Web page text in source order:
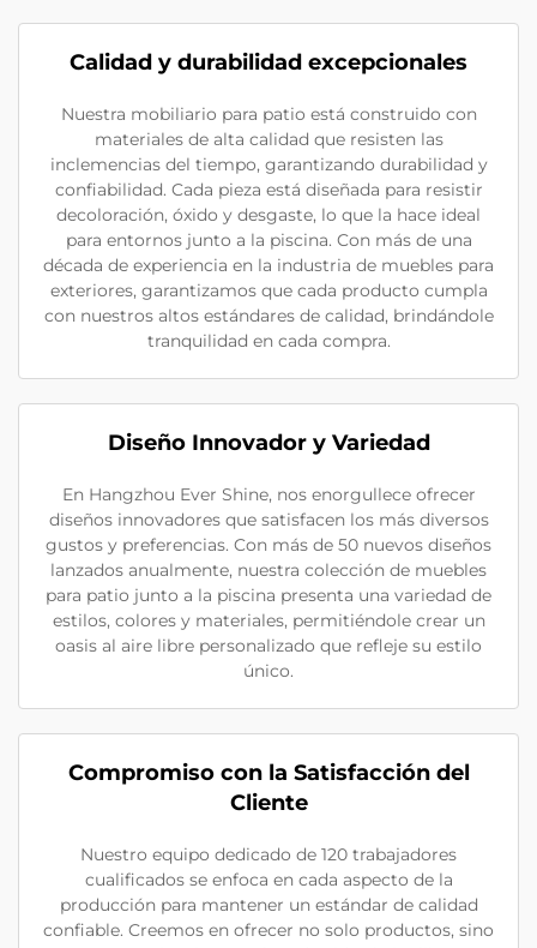
Calidad y durabilidad excepcionales
Nuestra mobiliario para patio está construido con
materiales de alta calidad que resisten las
inclemencias del tiempo, garantizando durabilidad y
confiabilidad. Cada pieza está diseñada para resistir
decoloración, óxido y desgaste, lo que la hace ideal
para entornos junto a la piscina. Con más de una
década de experiencia en la industria de muebles para
exteriores, garantizamos que cada producto cumpla
con nuestros altos estándares de calidad, brindándole
tranquilidad en cada compra.
Diseño Innovador y Variedad
En Hangzhou Ever Shine, nos enorgullece ofrecer
diseños innovadores que satisfacen los más diversos
gustos y preferencias. Con más de 50 nuevos diseños
lanzados anualmente, nuestra colección de muebles
para patio junto a la piscina presenta una variedad de
estilos, colores y materiales, permitiéndole crear un
oasis al aire libre personalizado que refleje su estilo
único.
Compromiso con la Satisfacción del
Cliente
Nuestro equipo dedicado de 120 trabajadores
cualificados se enfoca en cada aspecto de la
producción para mantener un estándar de calidad
confiable. Creemos en ofrecer no solo productos, sino